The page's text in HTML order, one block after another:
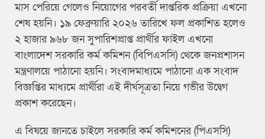
মাস পেরিয়ে গেলেও নিয়োগের পরবর্তী দাপ্তরিক প্রক্রিয়া এখনো
শেষ হয়নি। ১৯ ফেব্রুয়ারি ২০২৬ তারিখে ফল প্রকাশিত হলেও
২ হাজার ৯৬৮ জন সুপারিশপ্রাপ্ত প্রার্থীর ফাইল এখনো
বাংলাদেশ সরকারি কর্ম কমিশন (বিপিএসসি) থেকে জনপ্রশাসন
মন্ত্রণালয়ে পাঠানো হয়নি। সংবাদমাধ্যমে পাঠানো এক সংবাদ
বিজ্ঞপ্তির মাধ্যমে প্রার্থীরা এই দীর্ঘসূত্রতা নিয়ে গভীর উদ্বেগ
প্রকাশ করেছেন।
এ বিষয়ে জানতে চাইলে সরকারি কর্ম কমিশনের (পিএসসি)